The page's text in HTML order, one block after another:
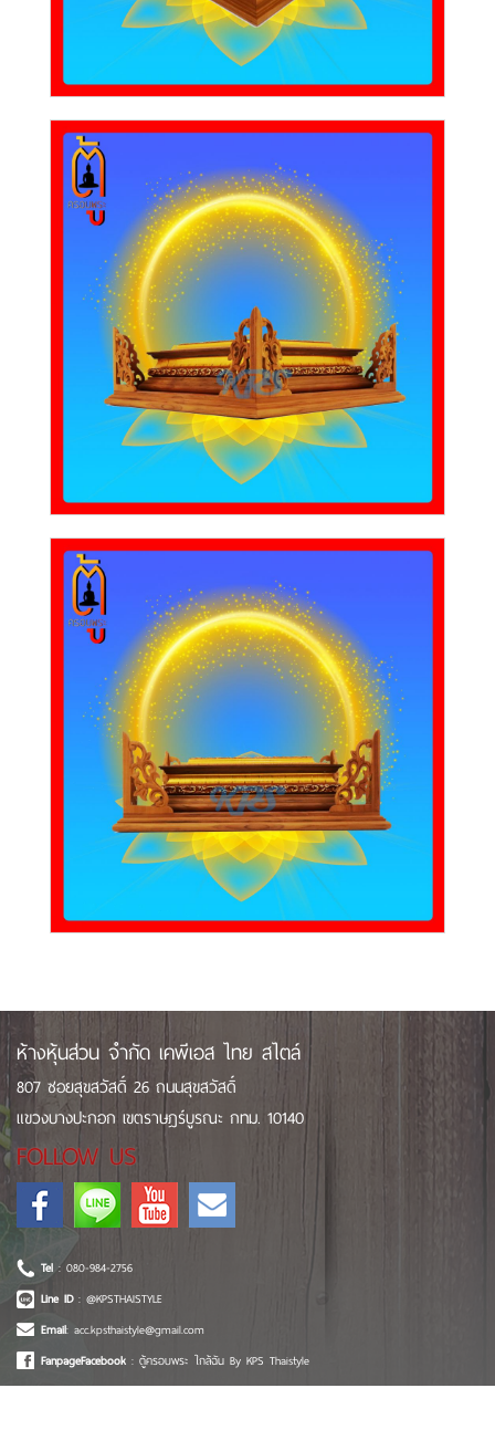
ห้างหุ้นส่วน จำกัด เคพีเอส ไทย สไตล์
807 ซอยสุขสวัสดิ์ 26 ถนนสุขสวัสดิ์
แขวงบางปะกอก เขตราษฎร์บูรณะ กทม. 10140
FOLLOW US
Tel: 080-984-2756
Line ID: @KPSTHAISTYLE
Email: acc.kpsthaistyle@gmail.com
FanpageFacebook : ตู้ครอบพระ ใกล้ฉัน By KPS Thaistyle